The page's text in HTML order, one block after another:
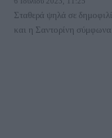
Σταθερά ψηλά σε
και η Σαντορίνη